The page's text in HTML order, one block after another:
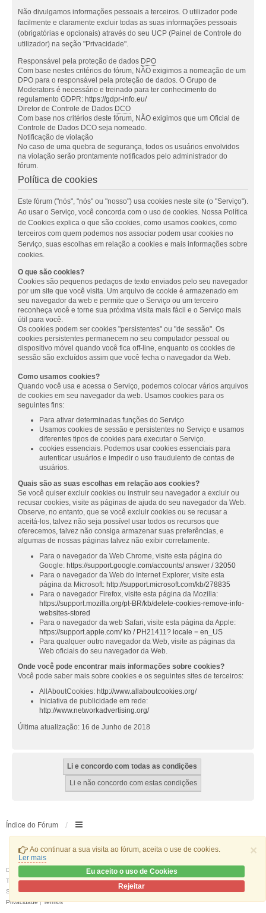
×
Ao continuar a sua visita ao fórum, aceita o use de cookies.
Ler mais
Eu aceito o uso de Cookies
Rejeitar
Não divulgamos informações pessoais a terceiros. O utilizador pode
facilmente e claramente excluir todas as suas informações pessoais
(obrigatórias e opcionais) através do seu UCP (Painel de Controle do
utilizador) na seção "Privacidade".
Responsável pela proteção de dados DPO
Com base nestes critérios do fórum, NÃO exigimos a nomeação de um
DPO para o responsável pela proteção de dados. O Grupo de
Moderators é necessário e treinado para ter conhecimento do
regulamento GDPR: https://gdpr-info.eu/
Diretor de Controle de Dados DCO
Com base nos critérios deste fórum, NÃO exigimos que um Oficial de
Controle de Dados DCO seja nomeado.
Notificação de violação
No caso de uma quebra de segurança, todos os usuários envolvidos
na violação serão prontamente notificados pelo administrador do
fórum.
Política de cookies
Este fórum ("nós", "nós" ou "nosso") usa cookies neste site (o "Serviço").
Ao usar o Serviço, você concorda com o uso de cookies. Nossa Política
de Cookies explica o que são cookies, como usamos cookies, como
terceiros com quem podemos nos associar podem usar cookies no
Serviço, suas escolhas em relação a cookies e mais informações sobre
cookies.
O que são cookies?
Cookies são pequenos pedaços de texto enviados pelo seu navegador
por um site que você visita. Um arquivo de cookie é armazenado em
seu navegador da web e permite que o Serviço ou um terceiro
reconheça você e torne sua próxima visita mais fácil e o Serviço mais
útil para você.
Os cookies podem ser cookies "persistentes" ou "de sessão". Os
cookies persistentes permanecem no seu computador pessoal ou
dispositivo móvel quando você fica off-line, enquanto os cookies de
sessão são excluídos assim que você fecha o navegador da Web.
Como usamos cookies?
Quando você usa e acessa o Serviço, podemos colocar vários arquivos
de cookies em seu navegador da web. Usamos cookies para os
seguintes fins:
Para ativar determinadas funções do Serviço
Usamos cookies de sessão e persistentes no Serviço e usamos
diferentes tipos de cookies para executar o Serviço.
cookies essenciais. Podemos usar cookies essenciais para
autenticar usuários e impedir o uso fraudulento de contas de
usuários.
Quais são as suas escolhas em relação aos cookies?
Se você quiser excluir cookies ou instruir seu navegador a excluir ou
recusar cookies, visite as páginas de ajuda do seu navegador da Web.
Observe, no entanto, que se você excluir cookies ou se recusar a
aceitá-los, talvez não seja possível usar todos os recursos que
oferecemos, talvez não consiga armazenar suas preferências, e
algumas de nossas páginas talvez não exibir corretamente.
Para o navegador da Web Chrome, visite esta página do
Google: https://support.google.com/accounts/ answer / 32050
Para o navegador da Web do Internet Explorer, visite esta
página da Microsoft: http://support.microsoft.com/kb/278835
Para o navegador Firefox, visite esta página da Mozilla:
https://support.mozilla.org/pt-BR/kb/delete-cookies-remove-info-
websites-stored
Para o navegador da web Safari, visite esta página da Apple:
https://support.apple.com/ kb / PH21411? locale = en_US
Para qualquer outro navegador da Web, visite as páginas da
Web oficiais do seu navegador da Web.
Onde você pode encontrar mais informações sobre cookies?
Você pode saber mais sobre cookies e os seguintes sites de terceiros:
AllAboutCookies: http://www.allaboutcookies.org/
Iniciativa de publicidade em rede:
http://www.networkadvertising.org/
Última atualização: 16 de Junho de 2018
Índice do Fórum
Desenvolvido por
® Forum Software © phpBB Limited
Traduzido por:phpBB Portugal
Stylewe_universalcreated by INVENTEA & v12mike
Privacidade|Termos